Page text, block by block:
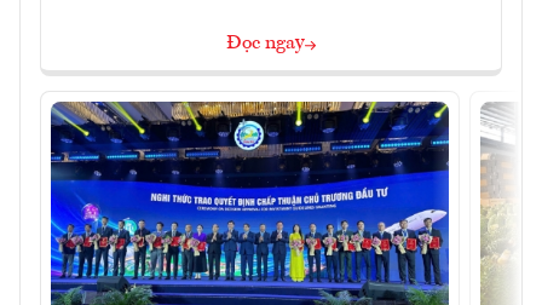
Đọc ngay